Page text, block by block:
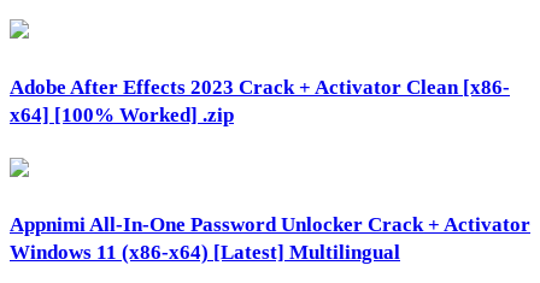
Adobe After Effects 2023 Crack + Activator Clean [x86-
x64] [100% Worked] .zip
Appnimi All-In-One Password Unlocker Crack + Activator
Windows 11 (x86-x64) [Latest] Multilingual